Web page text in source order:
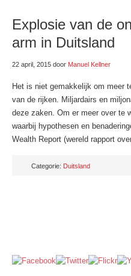
Explosie van de
arm in Duitsland
22 april, 2015 door Manuel Kellner
Het is niet gemakkelijk om meer
van de rijken. Miljardairs en
deze zaken. Om er meer over te
waarbij hypothesen en
Wealth Report (wereld rapport
Categorie: Duitsland